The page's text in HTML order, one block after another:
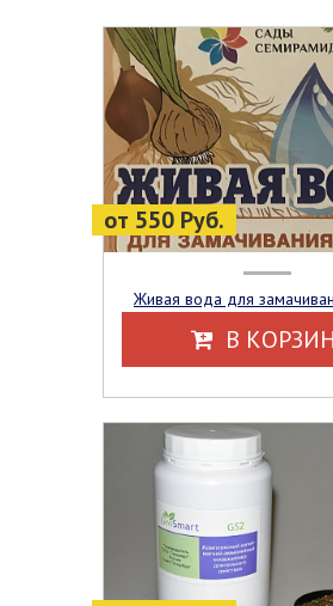
от 550 Руб.
Живая вода для
В